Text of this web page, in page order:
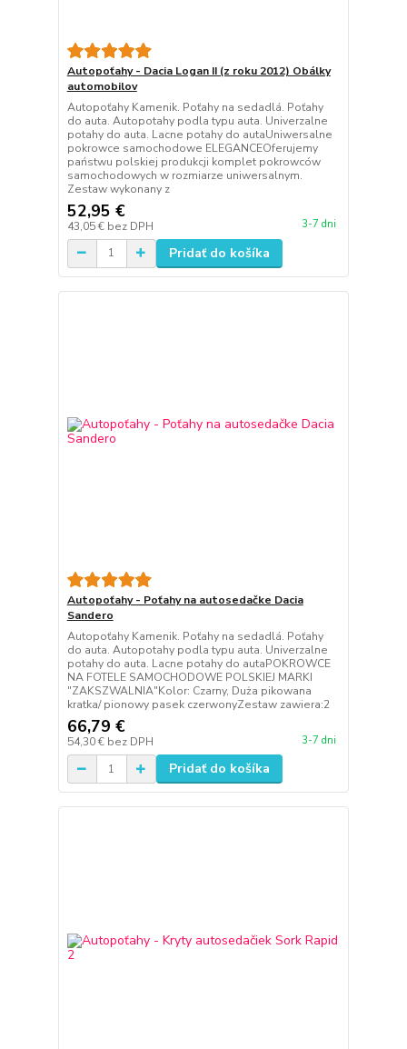
Autopoťahy - Dacia Logan II (z roku 2012) Obálky
automobilov
Autopoťahy Kamenik. Poťahy na sedadlá. Poťahy
do auta. Autopotahy podla typu auta. Univerzalne
potahy do auta. Lacne potahy do autaUniwersalne
pokrowce samochodowe ELEGANCEOferujemy
państwu polskiej produkcji komplet pokrowców
samochodowych w rozmiarze uniwersalnym.
Zestaw wykonany z
52,95 €
43,05 € bez DPH 3-7 dni
Pridať do košíka
Autopoťahy - Poťahy na autosedačke Dacia
Sandero
Autopoťahy Kamenik. Poťahy na sedadlá. Poťahy
do auta. Autopotahy podla typu auta. Univerzalne
potahy do auta. Lacne potahy do autaPOKROWCE
NA FOTELE SAMOCHODOWE POLSKIEJ MARKI
"ZAKSZWALNIA"Kolor: Czarny, Duża pikowana
kratka/ pionowy pasek czerwonyZestaw zawiera:2
66,79 €
54,30 € bez DPH 3-7 dni
Pridať do košíka